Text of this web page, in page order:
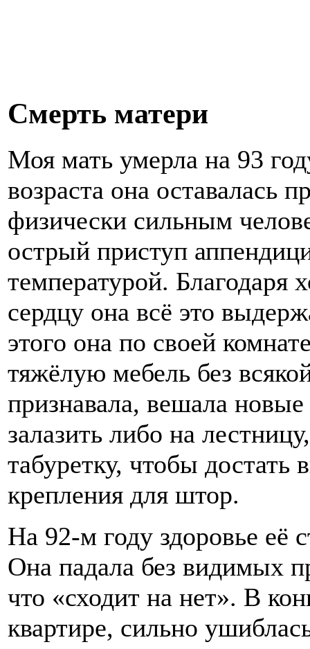
Смерть матери
Моя мать умерла на 93
возраста она оставалась
физически сильным
острый приступ
температурой.
сердцу она всё это
этого она по своей
тяжёлую мебель без
признавала, вешала
залазить либо на
табуретку, чтобы
крепления для штор.
На 92-м году здоровье её
Она падала без видимых
что «сходит на нет». В
квартире, сильно